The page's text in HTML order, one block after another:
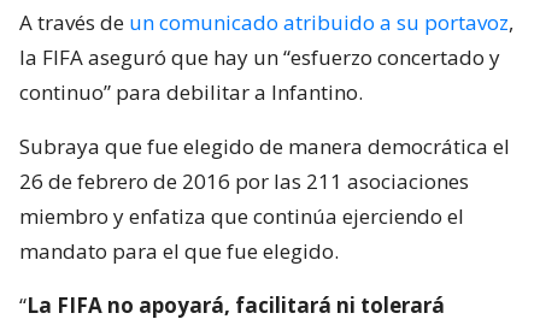
A través de un comunicado atribuido a su portavoz,
la FIFA aseguró que hay un “esfuerzo concertado y
continuo” para debilitar a Infantino.
Subraya que fue elegido de manera democrática el
26 de febrero de 2016 por las 211 asociaciones
miembro y enfatiza que continúa ejerciendo el
mandato para el que fue elegido.
“La FIFA no apoyará, facilitará ni tolerará